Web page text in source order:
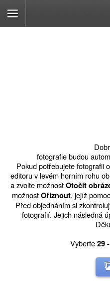
fotografie budou
Pokud potřebujete fotografii
editoru v levém horním rohu
a zvolte možnostOtočit
možnostOříznout, jejíž
Před objednáním si
fotografií. Jejich následná
Vyberte29